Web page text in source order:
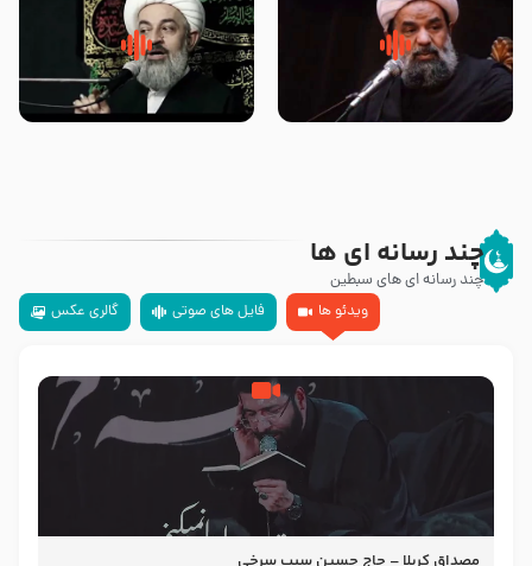
سلام جوانی که امام حسین علیه
السلام خودش جوابش را دادند
زیارتی که اسباب رزق زیاد و عمر
طولانی است حجت السلام حسین
چند رسانه ای ها
چند رسانه ای های سبطین
ویدئو ها
فایل های صوتی گالری عکس
مصداق کربلا – حاج حسین سیب سرخی